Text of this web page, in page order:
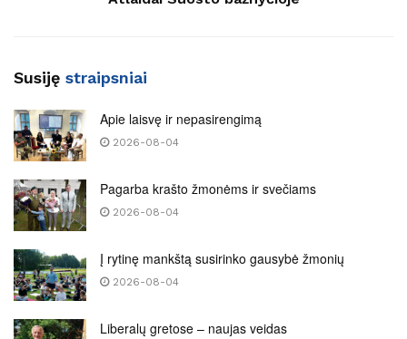
Susiję straipsniai
Apie laisvę ir nepasirengimą
2026-08-04
Pagarba krašto žmonėms ir svečiams
2026-08-04
Į rytinę mankštą susirinko gausybė žmonių
2026-08-04
Liberalų gretose – naujas veidas